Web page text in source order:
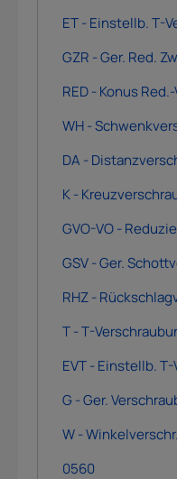
ET - Einstellb. T-
GZR - Ger. Red.
RED - Konus
WH -
DA -
K -
GVO-VO -
GSV - Ger.
RHZ -
T - T-
EVT - Einstellb. T-
G - Ger.
W - Winkelverschr.
0560